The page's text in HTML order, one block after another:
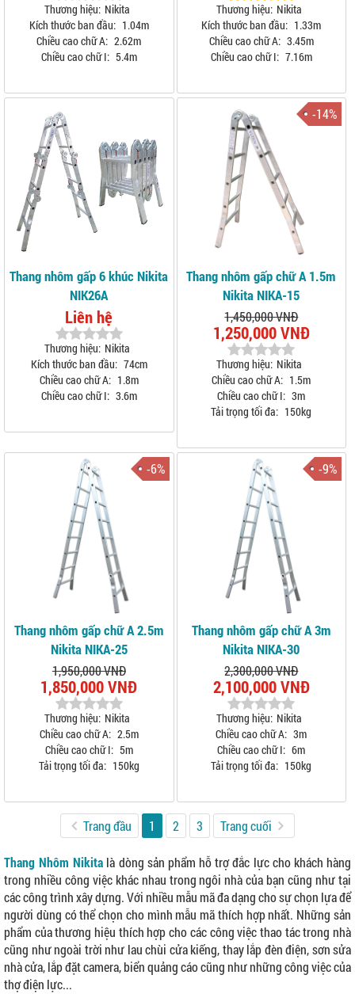
Thương hiệu: Nikita
Kích thước ban đầu: 1.04m
Chiều cao chữ A: 2.62m
Chiều cao chữ I: 5.4m
Thương hiệu: Nikita
Kích thước ban đầu: 1.33m
Chiều cao chữ A: 3.45m
Chiều cao chữ I: 7.16m
Thang nhôm gấp 6 khúc Nikita
NIK26A
Liên hệ
Thương hiệu: Nikita
Kích thước ban đầu: 74cm
Chiều cao chữ A: 1.8m
Chiều cao chữ I: 3.6m
-14%
Thang nhôm gấp chữ A 1.5m
Nikita NIKA-15
1,450,000 VNĐ
1,250,000 VNĐ
Thương hiệu: Nikita
Chiều cao chữ A: 1.5m
Chiều cao chữ I: 3m
Tải trọng tối đa: 150kg
-6%
Thang nhôm gấp chữ A 2.5m
Nikita NIKA-25
1,950,000 VNĐ
1,850,000 VNĐ
Thương hiệu: Nikita
Chiều cao chữ A: 2.5m
Chiều cao chữ I: 5m
Tải trọng tối đa: 150kg
-9%
Thang nhôm gấp chữ A 3m
Nikita NIKA-30
2,300,000 VNĐ
2,100,000 VNĐ
Thương hiệu: Nikita
Chiều cao chữ A: 3m
Chiều cao chữ I: 6m
Tải trọng tối đa: 150kg
Trang đầu 1 2 3 Trang cuối
Thang Nhôm Nikita là dòng sản phẩm hỗ trợ đắc lực cho khách hàng
trong nhiều công việc khác nhau trong ngôi nhà của bạn cũng như tại
các công trình xây dựng. Với nhiều mẫu mã đa dạng cho sự chọn lựa để
người dùng có thể chọn cho mình mẫu mã thích hợp nhất. Những sản
phẩm của thương hiệu thích hợp cho các công việc thao tác trong nhà
cũng như ngoài trời như lau chùi cửa kiếng, thay lắp đèn điện, sơn sửa
nhà cửa, lắp đặt camera, biển quảng cáo cũng như những công việc của
thợ điện lực...